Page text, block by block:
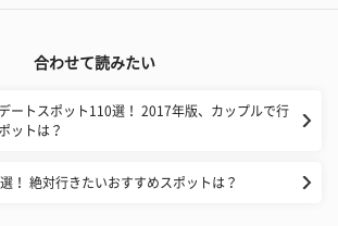
合わせて読みたい
ートスポット110選！ 2017年版、カップルで行
ットは？
！ 絶対行きたいおすすめスポットは？